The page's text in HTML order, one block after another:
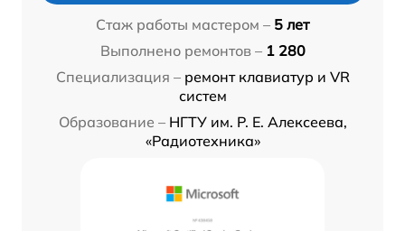
Стаж работы мастером – 5 лет
Выполнено ремонтов – 1 280
Специализация – ремонт клавиатур и VR
систем
Образование – НГТУ им. Р. Е. Алексеева,
«Радиотехника»